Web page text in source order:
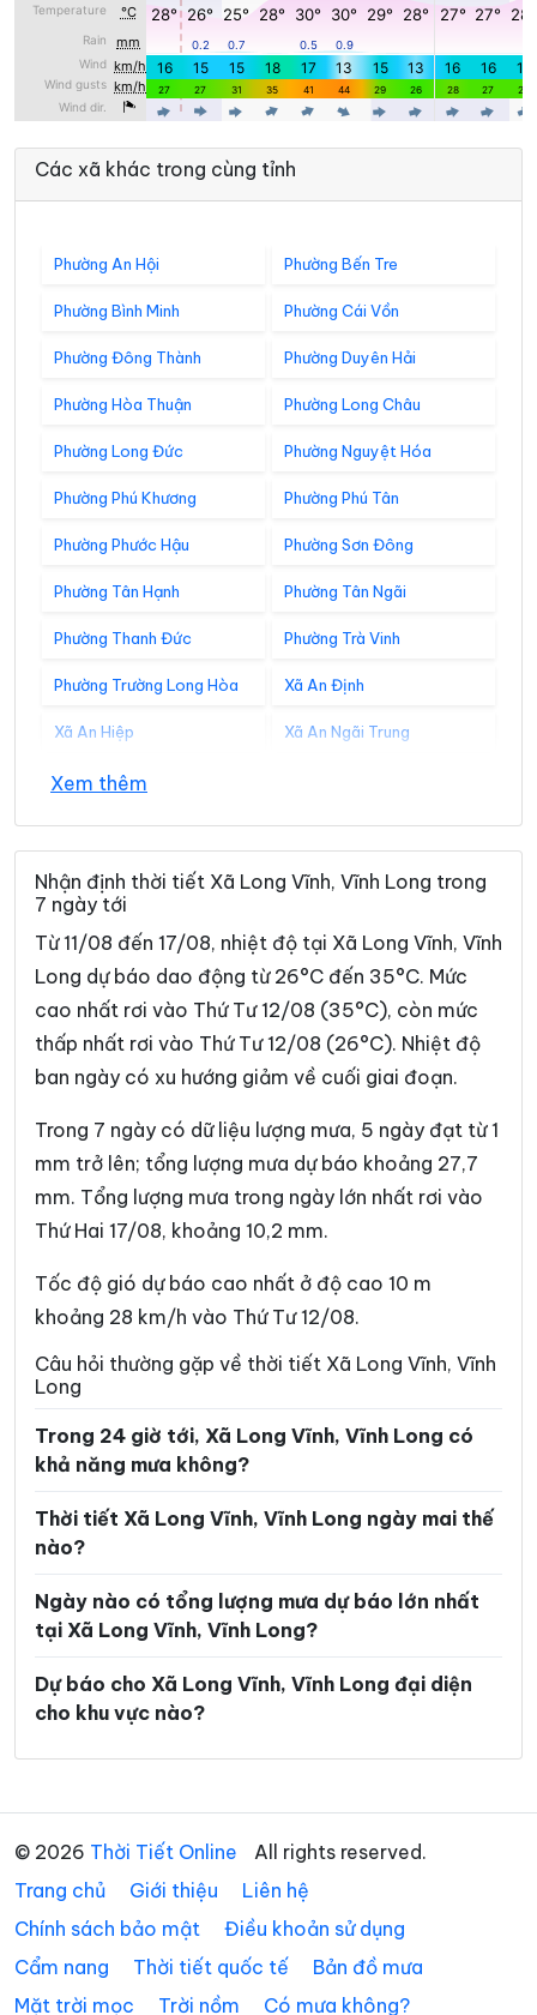
Các xã khác trong cùng tỉnh
Phường An Hội Phường Bến Tre
Phường Bình Minh Phường Cái Vồn
Phường Đông Thành Phường Duyên Hải
Phường Hòa Thuận Phường Long Châu
Phường Long Đức Phường Nguyệt Hóa
Phường Phú Khương Phường Phú Tân
Phường Phước Hậu Phường Sơn Đông
Phường Tân Hạnh Phường Tân Ngãi
Phường Thanh Đức Phường Trà Vinh
Phường Trường Long Hòa Xã An Định
Xã An Hiệp Xã An Ngãi Trung
Xã An Phú Tân
Xã Ba Tri Xã Bảo Thạnh
Xã Bình Đại Xã Bình Phú
Xã Bình Phước
Xã Cái Nhum Xã Càng Long
Xã Cầu Kè Xã Cầu Ngang
Xã Châu Hòa Xã Châu Hưng
Xã Đại An Xã Đại Điền
Xã Đôn Châu Xã Đông Hải
Xã Đồng Khởi
Xã Giồng Trôm Xã Hàm Giang
Xã Hiếu Thành
Xã Hòa Hiệp Xã Hòa Minh
Xã Hùng Hòa
Xã Hưng Mỹ Xã Hưng Nhượng
Xã Hương Mỹ Xã Lộc Thuận
Xã Long Hiệp Xã Long Hồ
Xã Long Thành
Xã Lương Hòa Xã Lương Phú
Xã Lưu Nghiệp Anh Xã Mỏ Cày
Xã Mỹ Chánh Hòa Xã Mỹ Long
Xã Mỹ Thuận Xã Ngãi Tứ
Xã Nhị Trường Xã Nhơn Phú
Xem thêm
Nhận định thời tiết Xã Long Vĩnh, Vĩnh Long trong
7 ngày tới
Từ 11/08 đến 17/08, nhiệt độ tại Xã Long Vĩnh, Vĩnh
Long dự báo dao động từ 26°C đến 35°C. Mức
cao nhất rơi vào Thứ Tư 12/08 (35°C), còn mức
thấp nhất rơi vào Thứ Tư 12/08 (26°C). Nhiệt độ
ban ngày có xu hướng giảm về cuối giai đoạn.
Trong 7 ngày có dữ liệu lượng mưa, 5 ngày đạt từ 1
mm trở lên; tổng lượng mưa dự báo khoảng 27,7
mm. Tổng lượng mưa trong ngày lớn nhất rơi vào
Thứ Hai 17/08, khoảng 10,2 mm.
Tốc độ gió dự báo cao nhất ở độ cao 10 m
khoảng 28 km/h vào Thứ Tư 12/08.
Câu hỏi thường gặp về thời tiết Xã Long Vĩnh, Vĩnh
Long
Trong 24 giờ tới, Xã Long Vĩnh, Vĩnh Long có
khả năng mưa không?
Thời tiết Xã Long Vĩnh, Vĩnh Long ngày mai thế
nào?
Ngày nào có tổng lượng mưa dự báo lớn nhất
tại Xã Long Vĩnh, Vĩnh Long?
Dự báo cho Xã Long Vĩnh, Vĩnh Long đại diện
cho khu vực nào?
© 2026 Thời Tiết Online
All rights reserved.
Trang chủ
Giới thiệu
Liên hệ
Chính sách bảo mật
Điều khoản sử dụng
Cẩm nang
Thời tiết quốc tế
Bản đồ mưa
Mặt trời mọc
Trời nồm Có mưa không?